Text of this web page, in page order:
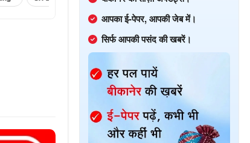
आपका ई-पेपर, आपकी जेब में।
सिर्फ आपकी पसंद की खबरें।